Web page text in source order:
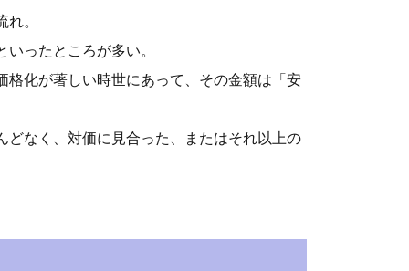
。
ったところが多い。
格化が著しい時世にあって、その金額は「安
どなく、対価に見合った、またはそれ以上の